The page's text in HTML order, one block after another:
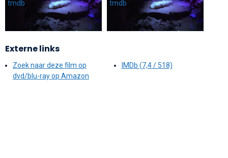
Externe links
Zoek naar deze film op
dvd/blu-ray op Amazon
IMDb (7,4 / 518)